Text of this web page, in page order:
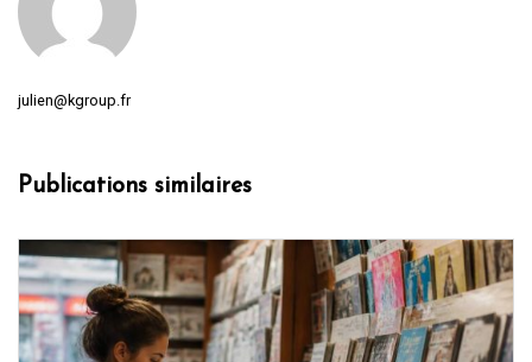
julien@kgroup.fr
Publications similaires